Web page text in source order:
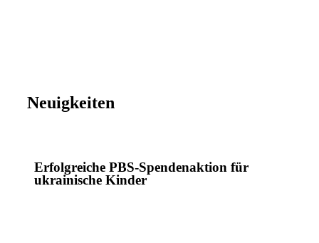
Neuigkeiten
Erfolgreiche PBS-Spendenaktion für
ukrainische Kinder